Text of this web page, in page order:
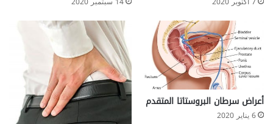
ر
ق
ب
د
ا
ل
أعراض سرطان البروستاتا المتقدم
6 يناير 2020